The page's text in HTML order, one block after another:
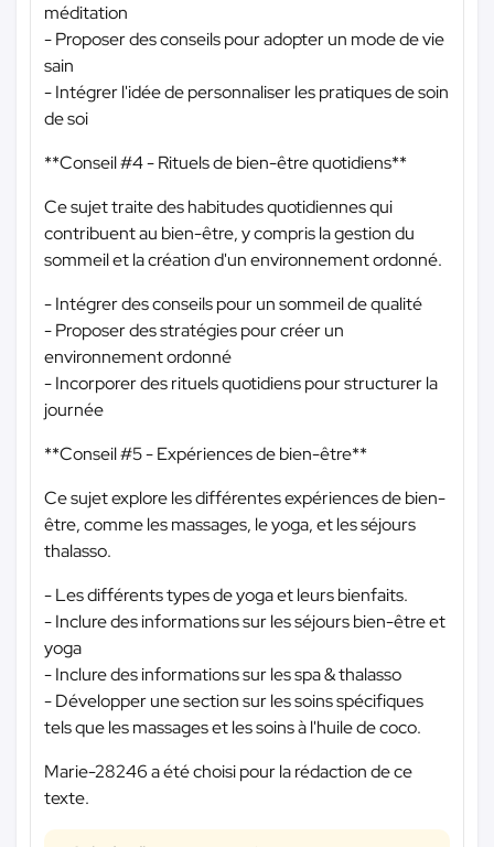
méditation
- Proposer des conseils pour adopter un mode de vie
sain
- Intégrer l'idée de personnaliser les pratiques de soin
de soi
**Conseil #4 - Rituels de bien-être quotidiens**
Ce sujet traite des habitudes quotidiennes qui
contribuent au bien-être, y compris la gestion du
sommeil et la création d'un environnement ordonné.
- Intégrer des conseils pour un sommeil de qualité
- Proposer des stratégies pour créer un
environnement ordonné
- Incorporer des rituels quotidiens pour structurer la
journée
**Conseil #5 - Expériences de bien-être**
Ce sujet explore les différentes expériences de bien-
être, comme les massages, le yoga, et les séjours
thalasso.
- Les différents types de yoga et leurs bienfaits.
- Inclure des informations sur les séjours bien-être et
yoga
- Inclure des informations sur les spa & thalasso
- Développer une section sur les soins spécifiques
tels que les massages et les soins à l'huile de coco.
Marie-28246 a été choisi pour la rédaction de ce
texte.